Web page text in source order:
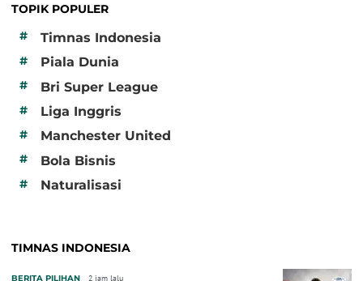
TOPIK POPULER
#
Timnas Indonesia
# Piala Dunia
# Bri Super League
# Liga Inggris
# Manchester United
# Bola Bisnis
# Naturalisasi
TIMNAS INDONESIA
BERITA PILIHAN 2 jam lalu